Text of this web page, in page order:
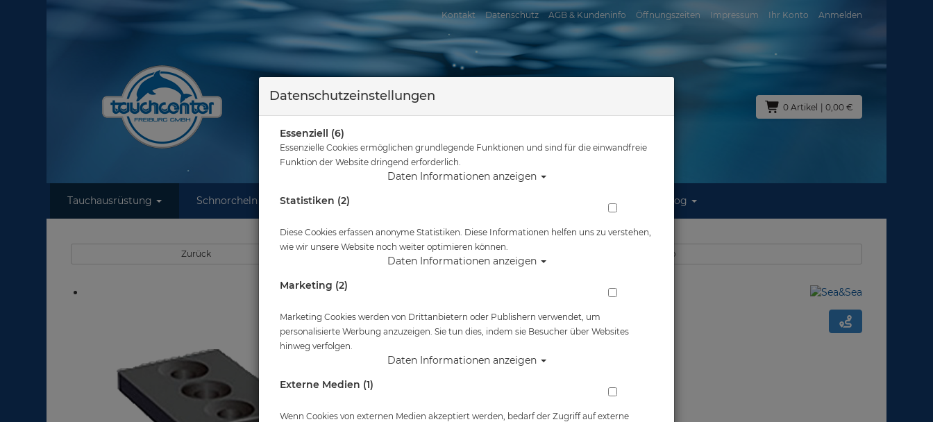
Kontakt Datenschutz AGB & Kundeninfo Öffnungszeiten Impressum Ihr Konto Anmelden
0 Artikel | 0,00 €
Tauchausrüstung Schnorcheln Wassersport Reisen Blog
Sie sind hier Tauchausrüstung Sea & Sea - Bracket Shoe
Zurück Alle Artikel zeigen aus: Foto & Video
Sea & Sea - Bracket Shoe
Artikelnr.: sas-20100
Herstellerpreis: 25,00 €
Datenschutzeinstellungen
Essenziell (6)
Essenzielle Cookies ermöglichen grundlegende Funktionen und sind für die einwandfreie
Funktion der Website dringend erforderlich.
Daten Informationen anzeigen
Statistiken (2)
Diese Cookies erfassen anonyme Statistiken. Diese Informationen helfen uns zu verstehen,
wie wir unsere Website noch weiter optimieren können.
Daten Informationen anzeigen
Marketing (2)
Marketing Cookies werden von Drittanbietern oder Publishern verwendet, um
personalisierte Werbung anzuzeigen. Sie tun dies, indem sie Besucher über Websites
hinweg verfolgen.
Daten Informationen anzeigen
Externe Medien (1)
Wenn Cookies von externen Medien akzeptiert werden, bedarf der Zugriff auf externe